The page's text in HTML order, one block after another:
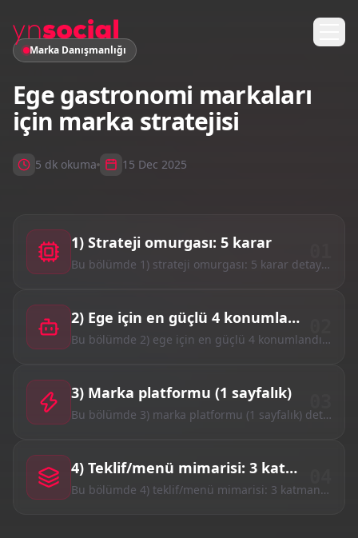
Marka Danışmanlığı
Ege gastronomi markaları
için marka stratejisi
5 dk okuma 15 Dec 2025
1) Strateji omurgası: 5 karar
Bu bölümde 1) strateji omurgası: 5 karar detayları.
2) Ege için en güçlü 4 konumlandırma rotası
Bu bölümde 2) ege için en güçlü 4 konumlandırma rotası detayları.
3) Marka platformu (1 sayfalık)
Bu bölümde 3) marka platformu (1 sayfalık) detayları.
4) Teklif/menü mimarisi: 3 katman
Bu bölümde 4) teklif/menü mimarisi: 3 katman detayları.